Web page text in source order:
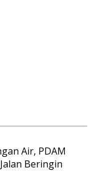
Air, PDAM
Beringin